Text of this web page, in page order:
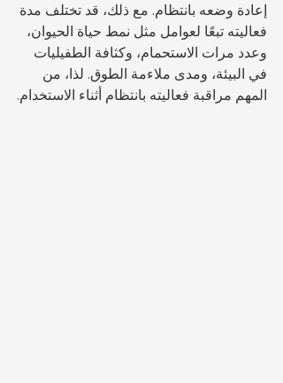
إعادة وضعه بانتظام. مع ذلك، قد تختلف مدة
فعاليته تبعًا لعوامل مثل نمط حياة الحيوان،
وعدد مرات الاستحمام، وكثافة الطفيليات
في البيئة، ومدى ملاءمة الطوق. لذا، من
المهم مراقبة فعاليته بانتظام أثناء الاستخدام.